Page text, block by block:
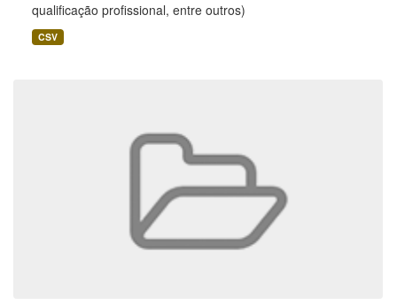
qualificação profissional, entre outros)
CSV